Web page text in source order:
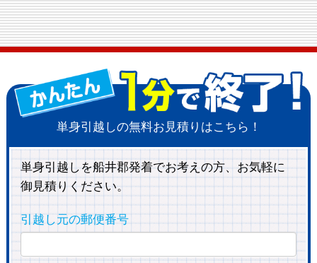
単身引越しの無料お見積りはこちら！
単身引越しを船井郡発着でお考えの方、お気軽に
御見積りください。
引越し元の郵便番号